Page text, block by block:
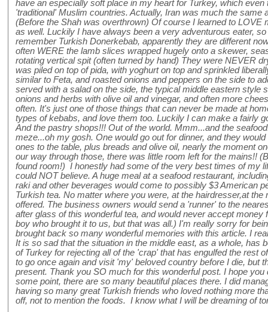
have an especially soft place in my heart for Turkey, which
'traditional' Muslim countries. Actually, Iran was much the same
(Before the Shah was overthrown) Of course I learned to LOVE
as well. Luckily I have always been a very adventurous eater,
remember Turkish Donerkebab, apparently they are different
often WERE the lamb slices wrapped hugely onto a skewer,
rotating vertical spit (often turned by hand) They were NEVER
was piled on top of pida, with yoghurt on top and sprinkled
similar to Feta, and roasted onions and peppers on the side to
served with a salad on the side, the typical middle eastern style
onions and herbs with olive oil and vinegar, and often more
often. It's just one of those things that can never be made at
types of kebabs, and love them too. Luckily I can make a fairly
And the pastry shops!!! Out of the world. Mmm...and the
meze...oh my gosh. One would go out for dinner, and they
ones to the table, plus breads and olive oil, nearly the moment
our way through those, there was little room left for the mains!!
found room!) I honestly had some of the very best times of my
could NOT believe. A huge meal at a seafood restaurant,
raki and other beverages would come to possibly $3 American
Turkish tea. No matter where you were, at the hairdresser,at
offered. The business owners would send a 'runner' to the
after glass of this wonderful tea, and would never accept money
boy who brought it to us, but that was all.) I'm really sorry for
brought back so many wonderful memories with this article. I
It is so sad that the situation in the middle east, as a whole, has
of Turkey for rejecting all of the 'crap' that has engulfed the rest
to go once again and visit 'my' beloved country before I die, but
present. Thank you SO much for this wonderful post. I hope you
some point, there are so many beautiful places there. I did
having so many great Turkish friends who loved nothing more
off, not to mention the foods. I know what I will be dreaming of